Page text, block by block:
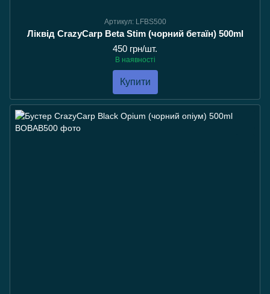
Артикул: LFBS500
Ліквід CrazyCarp Beta Stim (чорний бетаїн) 500ml
450 грн/шт.
В наявності
Купити